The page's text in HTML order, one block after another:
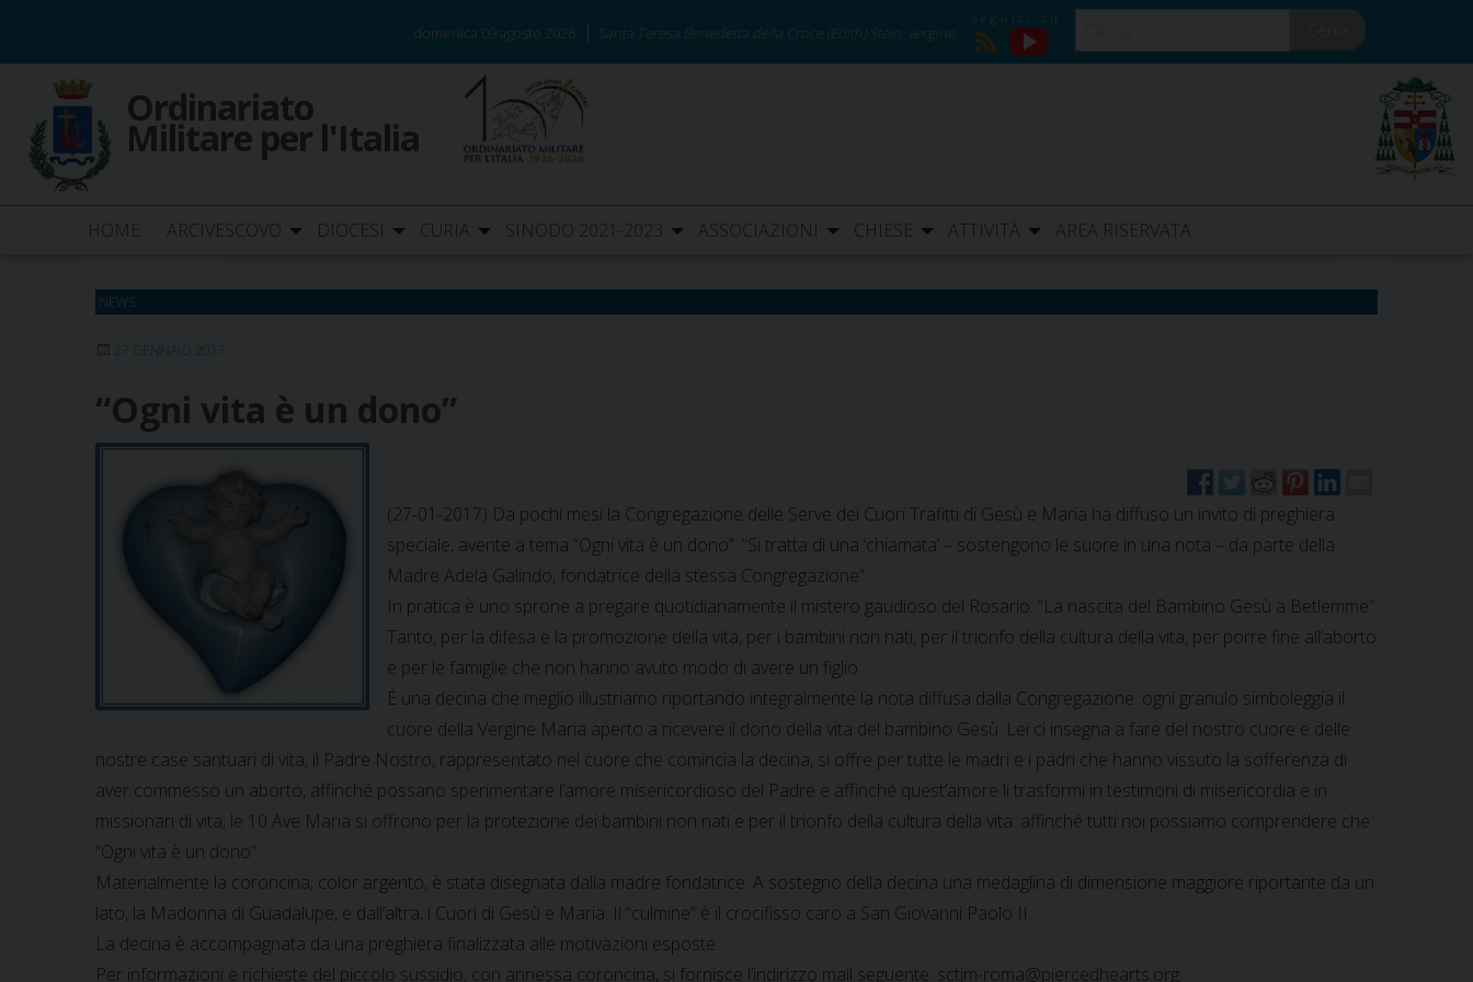
content
domenica 09 agosto 2026 Santa Teresa Benedetta della Croce (Edith) Stein, vergine
RSS
YouTube
Ordinariato
Militare per l'Italia
HOME ARCIVESCOVO DIOCESI CURIA SINODO 2021-2023 ASSOCIAZIONI CHIESE ATTIVITÀ AREA RISERVATA
NEWS
27 GENNAIO 2017
“Ogni vita è un dono”
(27-01-2017) Da pochi mesi la Congregazione delle Serve dei Cuori Trafitti di Gesù e Maria ha diffuso un invito di preghiera
speciale, avente a tema “Ogni vita è un dono”. “Si tratta di una ‘chiamata’ – sostengono le suore in una nota – da parte della
Madre Adela Galindo, fondatrice della stessa Congregazione”.
In pratica è uno sprone a pregare quotidianamente il mistero gaudioso del Rosario: “La nascita del Bambino Gesù a Betlemme”.
Tanto, per la difesa e la promozione della vita, per i bambini non nati, per il trionfo della cultura della vita, per porre fine all’aborto
e per le famiglie che non hanno avuto modo di avere un figlio.
È una decina che meglio illustriamo riportando integralmente la nota diffusa dalla Congregazione: ogni granulo simboleggia il
cuore della Vergine Maria aperto a ricevere il dono della vita del bambino Gesù. Lei ci insegna a fare del nostro cuore e delle
nostre case santuari di vita; il Padre Nostro, rappresentato nel cuore che comincia la decina, si offre per tutte le madri e i padri che hanno vissuto la sofferenza di
aver commesso un aborto, affinché possano sperimentare l’amore misericordioso del Padre e affinché quest’amore li trasformi in testimoni di misericordia e in
missionari di vita; le 10 Ave Maria si offrono per la protezione dei bambini non nati e per il trionfo della cultura della vita: affinché tutti noi possiamo comprendere che
“Ogni vita è un dono”.
Materialmente la coroncina, color argento, è stata disegnata dalla madre fondatrice. A sostegno della decina una medaglina di dimensione maggiore riportante da un
lato, la Madonna di Guadalupe, e dall’altra, i Cuori di Gesù e Maria. Il “culmine” è il crocifisso caro a San Giovanni Paolo II.
La decina è accompagnata da una preghiera finalizzata alle motivazioni esposte.
Per informazioni e richieste del piccolo sussidio, con annessa coroncina, si fornisce l’indirizzo mail seguente: sctjm-roma@piercedhearts.org